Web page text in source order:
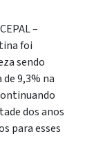
–
foi
sendo
9,3% na
dos anos
para esses